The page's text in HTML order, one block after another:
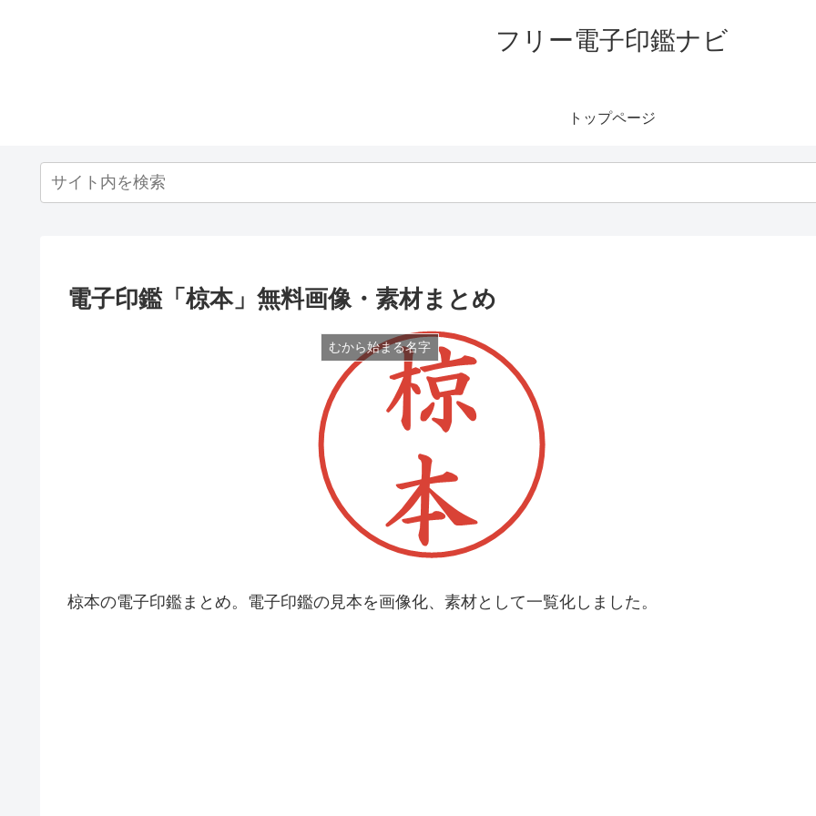
フリー電子印鑑ナビ
トップページ
電子印鑑「椋本」無料画像・素材まとめ
むから始まる名字
椋本の電子印鑑まとめ。電子印鑑の見本を画像化、素材として一覧化しました。